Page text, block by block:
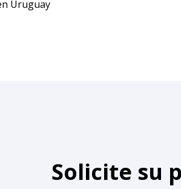
Solicite su